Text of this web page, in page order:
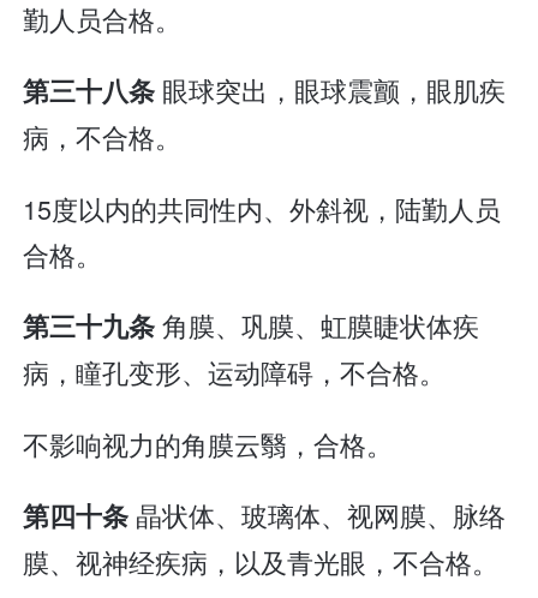
勤人员合格。
第三十八条 眼球突出，眼球震颤，眼肌疾
病，不合格。
15度以内的共同性内、外斜视，陆勤人员
合格。
第三十九条角膜、巩膜、虹膜睫状体疾
病，瞳孔变形、运动障碍，不合格。
不影响视力的角膜云翳，合格。
第四十条 晶状体、玻璃体、视网膜、脉络
膜、视神经疾病，以及青光眼，不合格。